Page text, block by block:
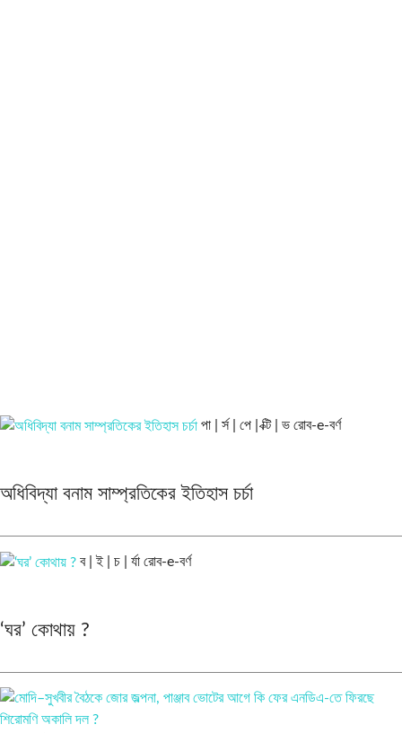
পা | র্স | পে | ক্টি | ভ রোব-e-বর্ণ
অধিবিদ্যা বনাম সাম্প্রতিকের ইতিহাস চর্চা
ব | ই | চ | র্যা রোব-e-বর্ণ
‘ঘর’ কোথায় ?